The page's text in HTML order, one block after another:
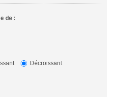
de :
Décroissant